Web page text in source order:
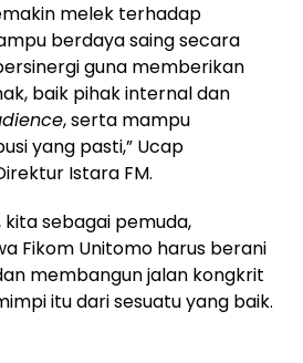
melek terhadap
berdaya saing secara
guna memberikan
baik pihak internal dan
, serta mampu
yang pasti,” Ucap
Istara FM.
kita sebagai pemuda,
Fikom Unitomo harus berani
membangun jalan kongkrit
itu dari sesuatu yang baik.